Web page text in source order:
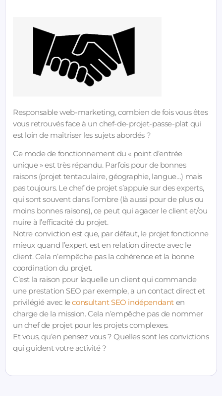
Responsable web-marketing, combien de fois vous êtes
vous retrouvés face à un chef-de-projet-passe-plat qui
est loin de maîtriser les sujets abordés ?
Ce mode de fonctionnement du « point d’entrée
unique » est très répandu. Parfois pour de bonnes
raisons (projet tentaculaire, géographie, langue…) mais
pas toujours. Le chef de projet s’appuie sur des experts,
qui sont souvent dans l’ombre (là aussi pour de plus ou
moins bonnes raisons), ce peut qui agacer le client et/ou
nuire à l’efficacité du projet.
Notre conviction est que, par défaut, le projet fonctionne
mieux quand l’expert est en relation directe avec le
client. Cela n’empêche pas la cohérence et la bonne
coordination du projet.
C’est la raison pour laquelle un client qui commande
une prestation SEO par exemple, a un contact direct et
privilégié avec leconsultant SEO indépendant en
charge de la mission. Cela n’empêche pas de nommer
un chef de projet pour les projets complexes.
Et vous, qu’en pensez vous ? Quelles sont les convictions
qui guident votre activité ?